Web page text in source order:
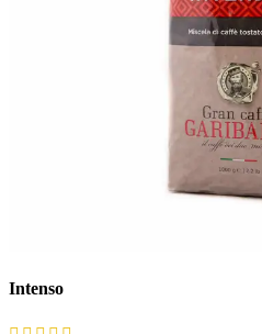
Intenso